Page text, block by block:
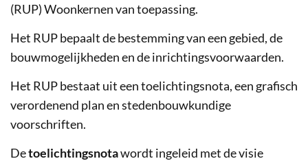
(RUP) Woonkernen van toepassing.
Het RUP bepaalt de bestemming van een gebied, de
bouwmogelijkheden en de inrichtingsvoorwaarden.
Het RUP bestaat uit een toelichtingsnota, een grafisch
verordenend plan en stedenbouwkundige
voorschriften.
Detoelichtingsnotawordt ingeleid met de visie